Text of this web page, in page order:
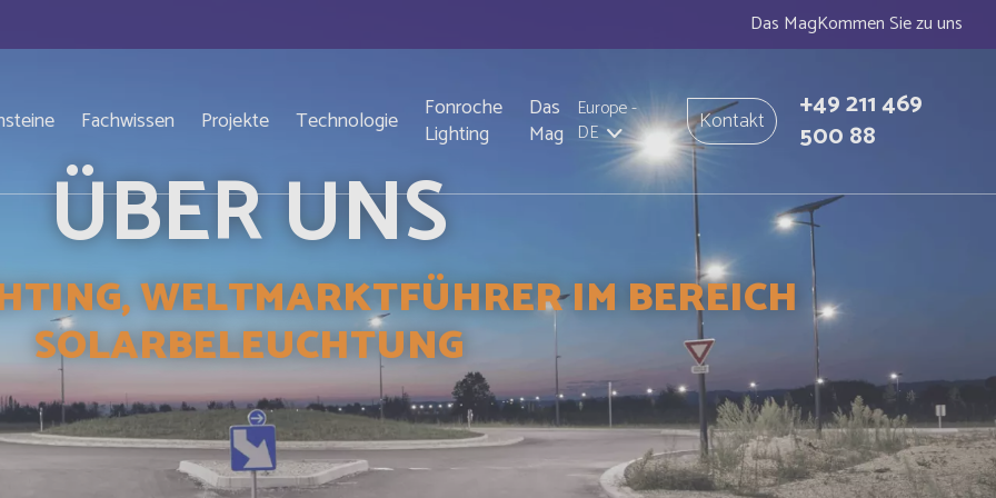
Das MagKommen Sie zu uns
Fachwissen Projekte Technologie
Fonroche
Lighting
Das
Mag
Europe-
DE
Kontakt
+49 211 469
500 88
ÜBER UNS
WELTMARKTFÜHRER IM BEREICH
SOLARBELEUCHTUNG